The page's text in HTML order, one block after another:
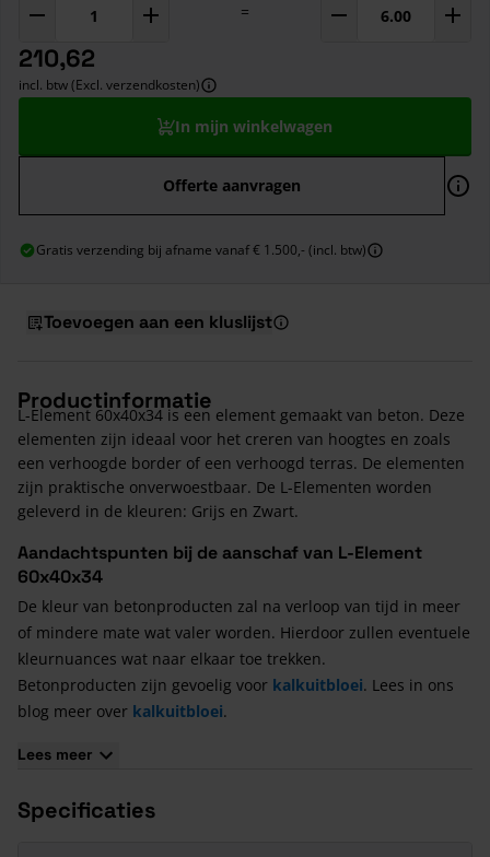
=
210,62
incl. btw (Excl. verzendkosten)
In mijn winkelwagen
Offerte aanvragen
Gratis verzending bij afname vanaf € 1.500,- (incl. btw)
Toevoegen aan een kluslijst
Productinformatie
L-Element 60x40x34 is een element gemaakt van beton. Deze
elementen zijn ideaal voor het creren van hoogtes en zoals
een verhoogde border of een verhoogd terras. De elementen
zijn praktische onverwoestbaar. De L-Elementen worden
geleverd in de kleuren: Grijs en Zwart.
Aandachtspunten bij de aanschaf van L-Element
60x40x34
De kleur van betonproducten zal na verloop van tijd in meer
of mindere mate wat valer worden. Hierdoor zullen eventuele
kleurnuances wat naar elkaar toe trekken.
Betonproducten zijn gevoelig voor kalkuitbloei. Lees in ons
blog meer over kalkuitbloei.
een zekere maattolerantie. Dit betekent dat een gekochte
uitvallen.
Lees meer
Specificaties